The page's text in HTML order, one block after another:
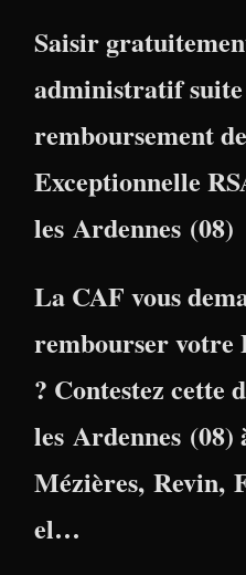
Saisir
administratif suite
remboursement
Exceptionnelle
les Ardennes (08)
La CAF vous
rembourser votre
? Contestez cette
les Ardennes
Mézières, Revin,
el…